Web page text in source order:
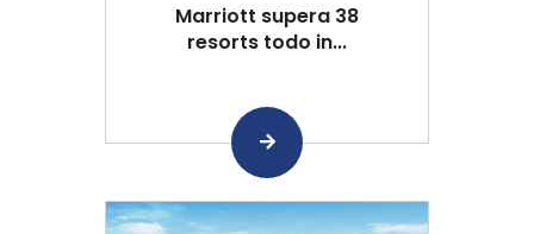
Marriott supera 38
resorts todo in...